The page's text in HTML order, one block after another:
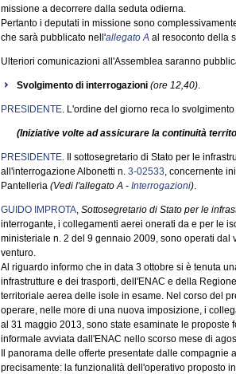
missione a decorrere dalla seduta odierna.
Pertanto i deputati in missione sono
che sarà pubblicato nell'allegato A al resoconto della
Ulteriori comunicazioni all'Assemblea saranno
Svolgimento di interrogazioni (ore 12,40).
PRESIDENTE. L'ordine del giorno reca lo
(Iniziative volte ad assicurare la continuità
PRESIDENTE. Il sottosegretario di Stato per le
all'interrogazione Albonetti n. 3-02533, concernente
Pantelleria (Vedi l'allegato A - Interrogazioni).
GUIDO IMPROTA, Sottosegretario di Stato per le
interrogante, i collegamenti aerei onerati da e per le
ministeriale n. 2 del 9 gennaio 2009, sono operati
venturo.
Al riguardo informo che in data 3 ottobre si è tenuta
infrastrutture e dei trasporti, dell'ENAC e della
territoriale aerea delle isole in esame. Nel corso del
operare, nelle more di una nuova imposizione, i
al 31 maggio 2013, sono state esaminate le
informale avviata dall'ENAC nello scorso mese di
Il panorama delle offerte presentate dalle
precisamente: la funzionalità dell'operativo proposto